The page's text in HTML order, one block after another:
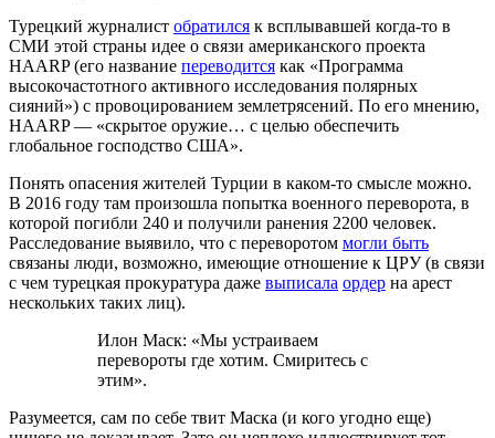
Турецкий журналист обратился к всплывавшей когда-то в
СМИ этой страны идее о связи американского проекта
HAARP (его название переводится как «Программа
высокочастотного активного исследования полярных
сияний») с провоцированием землетрясений. По его мнению,
HAARP — «скрытое оружие… с целью обеспечить
глобальное господство США».
Понять опасения жителей Турции в каком-то смысле можно.
В 2016 году там произошла попытка военного переворота, в
которой погибли 240 и получили ранения 2200 человек.
Расследование выявило, что с переворотом могли быть
связаны люди, возможно, имеющие отношение к ЦРУ (в связи
с чем турецкая прокуратура даже выписала ордер на арест
нескольких таких лиц).
Илон Маск: «Мы устраиваем
перевороты где хотим. Смиритесь с
этим».
Разумеется, сам по себе твит Маска (и кого угодно еще)